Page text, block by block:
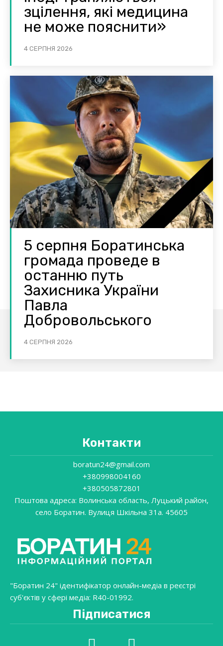
зцілення, які медицина
не може пояснити»
4 СЕРПНЯ 2026
5 серпня Боратинська
громада проведе в
останню путь
Захисника України
Павла
Добровольського
4 СЕРПНЯ 2026
Контакти
boratun24@gmail.com
+380998004160
+380505872801
Поштова адреса: Волинська область, Луцький район,
село Боратин. Вулиця Шкільна 31a. 45605
"Боратин 24" ідентифікатор онлайн-медіа в реєстрі
суб'єктів у сфері медіа: R40-01992.
Підписатися